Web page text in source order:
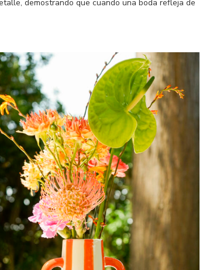
demostrando que cuando una boda refleja de